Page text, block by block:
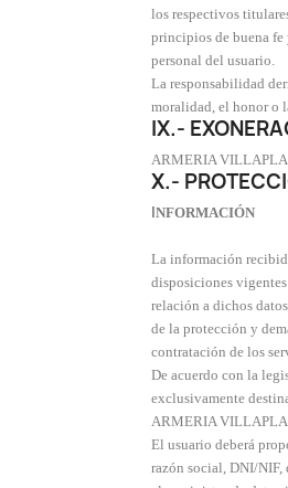
los respectivos
principios de buena
personal del usuario.
La responsabilidad
moralidad, el honor o
IX.-
ARMERIA
X.-
INFORMACIÓN
La información
disposiciones
relación a dichos
de la protección y
contratación de los
De acuerdo con la
exclusivamente
ARMERIA
El usuario deberá
razón social, DNI/